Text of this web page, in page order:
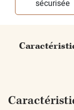
sécurisée